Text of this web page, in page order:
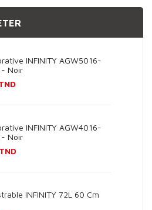
INFINITY AGW5016-
Noir
INFINITY AGW4016-
Noir
INFINITY 72L 60 Cm